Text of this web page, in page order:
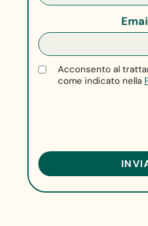
Acconsento al
come indicato nella